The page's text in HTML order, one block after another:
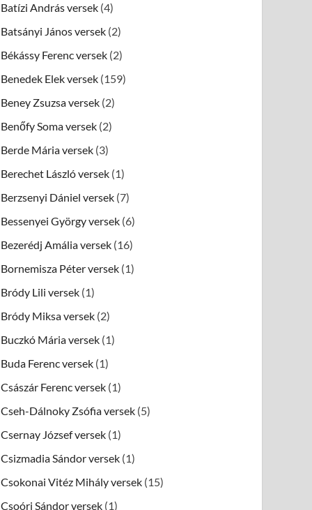
Batízi András versek (4)
Batsányi János versek (2)
Békássy Ferenc versek (2)
Benedek Elek versek (159)
Beney Zsuzsa versek (2)
Benőfy Soma versek (2)
Berde Mária versek (3)
Berechet László versek (1)
Berzsenyi Dániel versek (7)
Bessenyei György versek (6)
Bezerédj Amália versek (16)
Bornemisza Péter versek (1)
Bródy Lili versek (1)
Bródy Miksa versek (2)
Buczkó Mária versek (1)
Buda Ferenc versek (1)
Császár Ferenc versek (1)
Cseh-Dálnoky Zsófia versek (5)
Csernay József versek (1)
Csizmadia Sándor versek (1)
Csokonai Vitéz Mihály versek (15)
Csoóri Sándor versek (1)